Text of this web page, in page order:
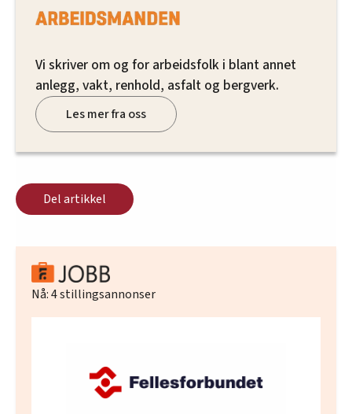
Vi skriver om og for arbeidsfolk i blant annet
anlegg, vakt, renhold, asfalt og bergverk.
Les mer fra oss
Del artikkel
Nå:4stillingsannonser